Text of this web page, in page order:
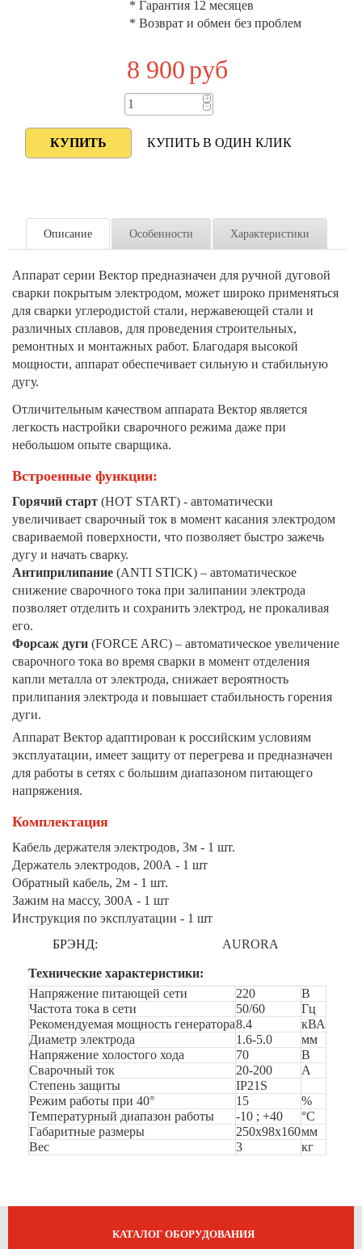
* Гарантия 12 месяцев
* Возврат и обмен без проблем
8 900руб
+
−
КУПИТЬ В ОДИН КЛИК
Описание Особенности Характеристики
Аппарат серии Вектор предназначен для ручной дуговой
сварки покрытым электродом, может широко применяться
для сварки углеродистой стали, нержавеющей стали и
различных сплавов, для проведения строительных,
ремонтных и монтажных работ. Благодаря высокой
мощности, аппарат обеспечивает сильную и стабильную
дугу.
Отличительным качеством аппарата Вектор является
легкость настройки сварочного режима даже при
небольшом опыте сварщика.
Встроенные функции:
Горячий старт (HOT START) - автоматически
увеличивает сварочный ток в момент касания электродом
свариваемой поверхности, что позволяет быстро зажечь
дугу и начать сварку.
Антиприлипание (ANTI STICK) – автоматическое
снижение сварочного тока при залипании электрода
позволяет отделить и сохранить электрод, не прокаливая
его.
Форсаж дуги (FORCE ARC) – автоматическое увеличение
сварочного тока во время сварки в момент отделения
капли металла от электрода, снижает вероятность
прилипания электрода и повышает стабильность горения
дуги.
Аппарат Вектор адаптирован к российским условиям
эксплуатации, имеет защиту от перегрева и предназначен
для работы в сетях с большим диапазоном питающего
напряжения.
Комплектация
Кабель держателя электродов, 3м - 1 шт.
Держатель электродов, 200А - 1 шт
Обратный кабель, 2м - 1 шт.
Зажим на массу, 300А - 1 шт
Инструкция по эксплуатации - 1 шт
БРЭНД:
AURORA
Технические характеристики:
Напряжение питающей сети
220
В
Частота тока в сети
50/60
Гц
Рекомендуемая мощность генератора8.4
кВА
Диаметр электрода
1.6-5.0
мм
Напряжение холостого хода
70
В
Сварочный ток
20-200
А
Степень защиты
IP21S
Режим работы при 40°
15
%
Температурный диапазон работы
-10 ; +40
°C
Габаритные размеры
250х98х160мм
Вес
3 кг
КАТАЛОГ ОБОРУДОВАНИЯ